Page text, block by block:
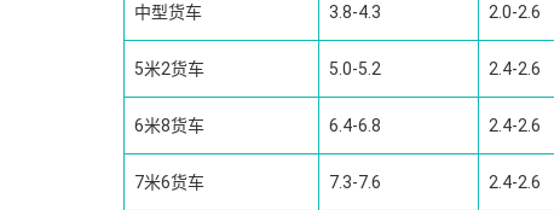
中型货车 3.8-4.3 2.0-2.6
5米2货车 5.0-5.2 2.4-2.6
6米8货车 6.4-6.8 2.4-2.6
7米6货车 7.3-7.6 2.4-2.6